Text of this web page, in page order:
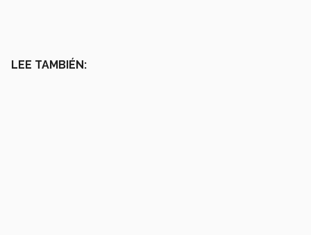
LEE TAMBIÉN: